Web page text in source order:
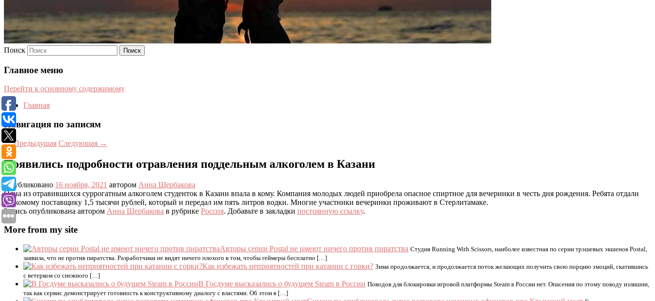
Поиск
Главное меню
Перейти к основному содержимому
Главная
Навигация по записям
←Предыдущая Следующая →
Появились подробности отравления поддельным алкоголем в Казани
Опубликовано 16 ноября, 2021 автором Анна Щербакова
Одна из отравившихся суррогатным алкоголем студенток в Казани впала в кому. Компания молодых людей приобрела опасное спиртное для вечеринки в честь дня рождения. Ребята отдали
знакомому поставщику 1,5 тысячи рублей, который и передал им пять литров водки. Многие участники вечеринки проживают в Стерлитамаке.
Запись опубликована автором Анна Щербакова в рубрике Россия. Добавьте в закладки постоянную ссылку.
More from my site
Авторы серии Postal не имеют ничего против пиратства Студия Running With Scissors, наиболее известная по серии трэшевых экшенов Postal,
заявила, что не против пиратства. Разработчики не видят ничего плохого в том, чтобы геймеры бесплатно […]
Как избежать неприятностей при катании с горки? Зима продолжается, и продолжается поток желающих получить свою порцию эмоций, скатившись
с ветерком со снежного […]
В Госдуме высказались о будущем Steam в России Поводов для блокировки игровой платформы Steam в России нет. Опасения по этому поводу излишни,
так как сервис демонстрирует готовность к конструктивному диалогу с властями. Об этом в […]